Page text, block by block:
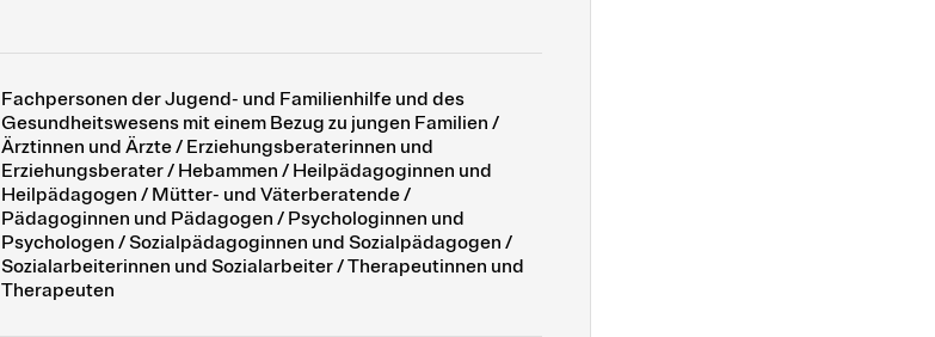
Fachpersonen der Jugend- und Familienhilfe und des
Gesundheitswesens mit einem Bezug zu jungen Familien /
Ärztinnen und Ärzte / Erziehungsberaterinnen und
Erziehungsberater / Hebammen / Heilpädagoginnen und
Heilpädagogen / Mütter- und Väterberatende /
Pädagoginnen und Pädagogen / Psychologinnen und
Psychologen / Sozialpädagoginnen und Sozialpädagogen /
Sozialarbeiterinnen und Sozialarbeiter / Therapeutinnen und
Therapeuten